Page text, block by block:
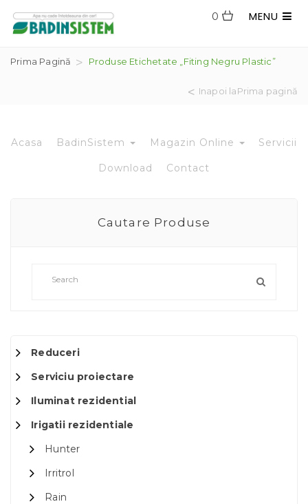
MENU
0
Prima Pagină Produse Etichetate „fiting Negru Plastic”
Inapoi laPrima pagină
Acasa BadinSistem Magazin Online Servicii
Download Contact
Cautare Produse
Reduceri
Serviciu proiectare
Iluminat rezidential
Irigatii rezidentiale
Hunter
Irritrol
Rain